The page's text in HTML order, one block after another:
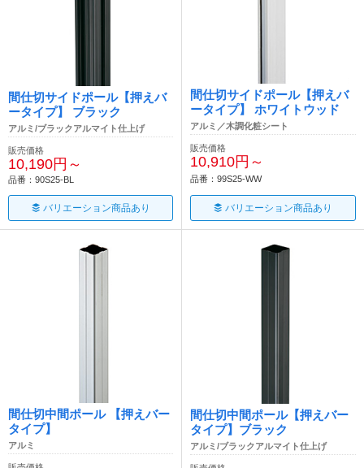
間仕切サイドポール【押えバ
ータイプ】 ブラック
アルミ/ブラックアルマイト仕上げ
販売価格
10,190円～
品番：90S25-BL
バリエーション商品あり
間仕切サイドポール【押えバ
ータイプ】 ホワイトウッド
アルミ／木調化粧シート
販売価格
10,910円～
品番：99S25-WW
バリエーション商品あり
間仕切中間ポール 【押えバー
タイプ】
アルミ
間仕切中間ポール【押えバー
タイプ】ブラック
アルミ/ブラックアルマイト仕上げ